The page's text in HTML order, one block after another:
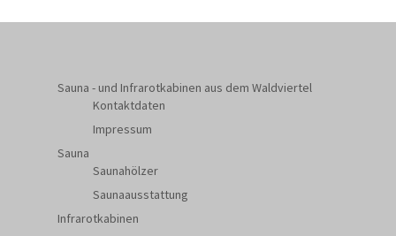
Sauna - und Infrarotkabinen aus dem Waldviertel
Kontaktdaten
Impressum
Sauna
Saunahölzer
Saunaausstattung
Infrarotkabinen